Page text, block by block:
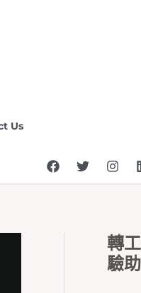
Us
轉
驗